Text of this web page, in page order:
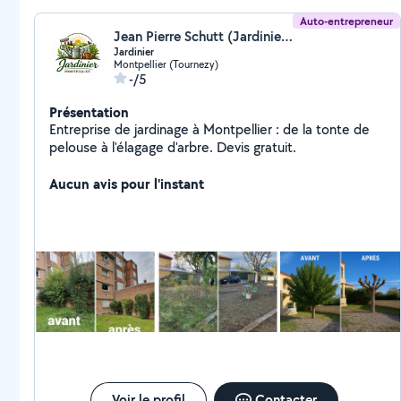
Auto-entrepreneur
Jean Pierre Schutt (Jardinier Montpellier)
Jardinier
Montpellier (Tournezy)
-/5
Présentation
Entreprise de jardinage à Montpellier : de la tonte de
pelouse à l'élagage d'arbre. Devis gratuit.
Aucun avis pour l'instant